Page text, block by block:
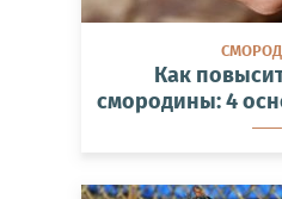
Как
смородины: 4